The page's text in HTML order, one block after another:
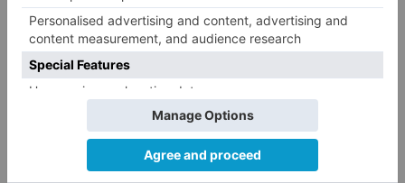
Según el Ministerio para la Transición Ecológica,
la recogida selectiva de los residuos domésticos
en Castilla y León se limitó en 2022 al 16 % de
los producidos, y en consecuencia la
preparación para la reutilización y el reciclado
sólo alcanzó en el mismo año el 36 %, muy por